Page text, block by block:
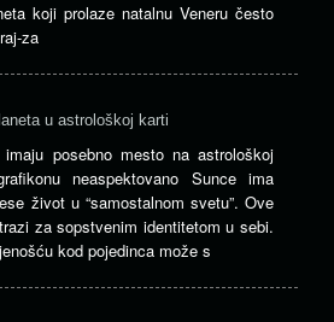
koji prolaze ​​natalnu Veneru često
za
u astrološkoj karti
imaju posebno mesto na astrološkoj
neaspektovano Sunce ima
život u “samostalnom svetu”. Ove
za sopstvenim identitetom u sebi.
kod pojedinca može s